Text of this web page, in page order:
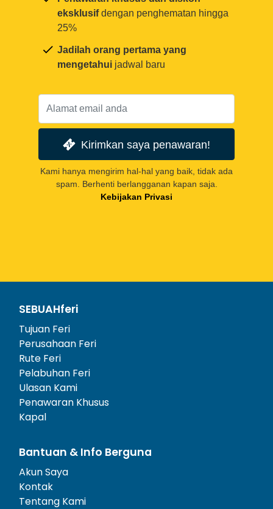
eksklusifdengan penghematan hingga
25%
Jadilah orang pertama yang
mengetahui jadwal baru
Kirimkan saya penawaran!
Kami hanya mengirim hal-hal yang baik, tidak ada
spam. Berhenti berlangganan kapan saja.
Kebijakan Privasi
SEBUAHferi
Tujuan Feri
Perusahaan Feri
Rute Feri
Pelabuhan Feri
Ulasan Kami
Penawaran Khusus
Kapal
Bantuan & Info Berguna
Akun Saya
Kontak
Tentang Kami